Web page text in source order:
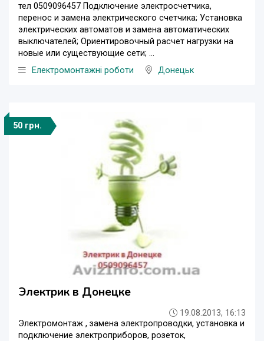
тел 0509096457 Подключение электросчетчика,
перенос и замена электрического счетчика; Установка
электрических автоматов и замена автоматических
выключателей; Ориентировочный расчет нагрузки на
новые или существующие сети; ...
Електромонтажні роботи
Донецьк
50 грн.
Электрик в Донецке
19.08.2013, 16:13
Электромонтаж , замена электропроводки, установка и
подключение электроприборов, розеток,